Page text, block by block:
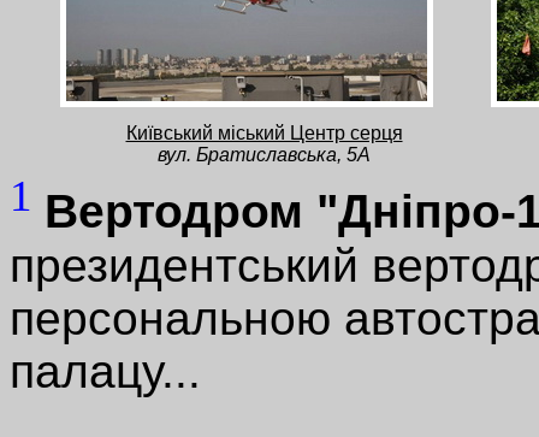
Київський міський Центр серця
вул. Братиславська, 5А
1 Вертодром "Дніпро-
президентський
персональною
палацу...